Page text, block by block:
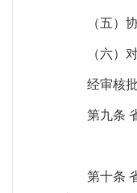
（五）
（六）
经审核
第九条
第十条